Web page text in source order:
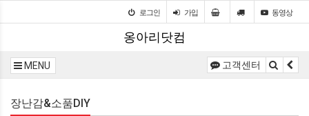
로그인 가입 동영상
옹아리닷컴
MENU 고객센터
장난감&소품DIY